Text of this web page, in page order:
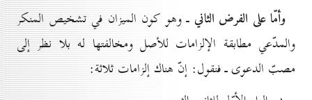
وأمّا على الفرض الثاني ـ وهو كون الميزان في تشخيص المنكر
والمدّعي مطابقة الإلزامات للأصل ومخالفتها له بلا نظر إلى
مصبّ الدعوى ـ فنقول: إنّ هناك إلزامات ثلاثة: